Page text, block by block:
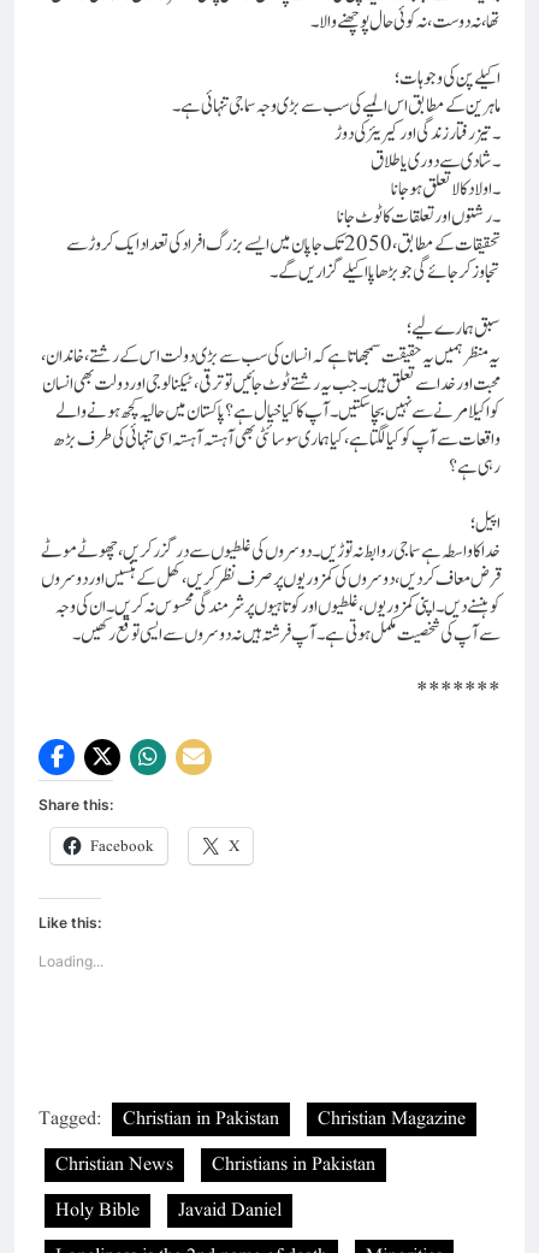
تھا، نہ دوست، نہ کوئی حال پوچھنے والا۔
اکیلے پن کی وجوہات؛
ماہرین کے مطابق اس المیے کی سب سے بڑی وجہ سماجی تنہائی ہے۔
۔تیز رفتار زندگی اور کیریئر کی دوڑ
۔شادی سے دوری یا طلاق
۔اولاد کا لاتعلق ہو جانا
۔رشتوں اور تعلقات کا ٹوٹ جانا
تحقیقات کے مطابق، 2050 تک جاپان میں ایسے بزرگ افراد کی تعداد ایک کروڑ سے
تجاوز کر جائے گی جو بڑھاپا اکیلے گزاریں گے۔
سبق ہمارے لیے؛
یہ منظر ہمیں یہ حقیقت سمجھاتا ہے کہ انسان کی سب سے بڑی دولت اس کے رشتے، خاندان،
محبت اور خدا سے تعلق ہیں۔جب یہ رشتے ٹوٹ جائیں تو ترقی، ٹیکنالوجی اور دولت بھی انسان
کو اکیلا مرنے سے نہیں بچا سکتیں۔آپ کا کیا خیال ہے؟پاکستان میں حالیہ کچھ ہونے والے
واقعات سے آپ کو کیا لگتا ہے ، کیا ہماری سوسائٹی بھی آہستہ آہستہ اسی تنہائی کی طرف بڑھ
رہی ہے؟
اپیل؛
خدا کا واسطہ ہے سماجی روابط نہ توڑیں۔ دوسروں کی غلطیوں سے در گزر کریں، چھوٹے موٹے
قرض معاف کر دیں، دوسروں کی کمزوریوں پر صرف نظر کریں، کھل کے ہنسیں اور دوسروں
کو ہنسنے دیں۔ اپنی کمزوریوں، غلطیوں اور کوتاہیوں پر شرمندگی محسوس نہ کریں۔ ان کی وجہ
سے آپ کی شخصیت مکمل ہوتی ہے۔ آپ فرشتہ ہیں نہ دوسروں سے ایسی توقع رکھیں۔
*******
Share this:
Facebook X
Like this:
Loading...
Tagged: Christian in Pakistan
Christian Magazine
Christian News
Christians in Pakistan
Holy Bible
Javaid Daniel